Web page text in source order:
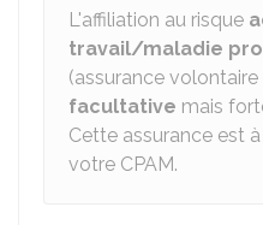
L'affiliation au risque
travail/maladie
(assurance
facultative mais
Cette assurance est
votre CPAM.